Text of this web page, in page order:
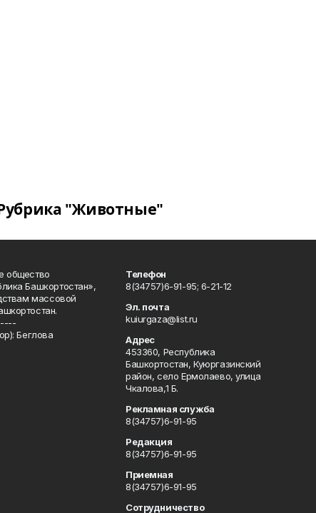
"Животные"
общество
Башкортостан»,
массовой
Беглова
Телефон
8(34757)6-91-95; 6-21-12
Эл. почта
kuiurgaza@list.ru
Адрес
453360, Республика
Башкортостан, Куюргазинский
район, село Ермолаево, улица
Чкалова,1 Б.
Рекламная служба
8(34757)6-91-95
Редакция
8(34757)6-91-95
Приемная
8(34757)6-91-95
Сотрудничество